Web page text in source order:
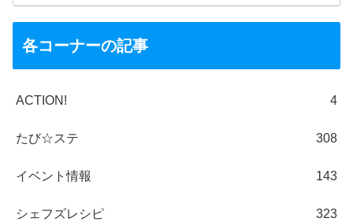
各コーナーの記事
ACTION! 4
たび☆ステ 308
イベント情報 143
シェフズレシピ 323